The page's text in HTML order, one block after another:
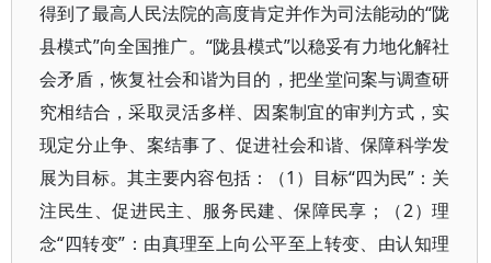
得到了最高人民法院的高度肯定并作为司法能动的“陇
县模式”向全国推广。“陇县模式”以稳妥有力地化解社
会矛盾，恢复社会和谐为目的，把坐堂问案与调查研
究相结合，采取灵活多样、因案制宜的审判方式，实
现定分止争、案结事了、促进社会和谐、保障科学发
展为目标。其主要内容包括：（1）目标“四为民”：关
注民生、促进民主、服务民建、保障民享；（2）理
念“四转变”：由真理至上向公平至上转变、由认知理